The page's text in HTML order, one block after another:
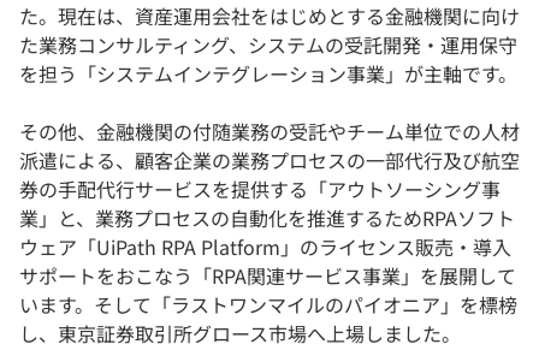
た。現在は、資産運用会社をはじめとする金融機関に向け
た業務コンサルティング、システムの受託開発・運用保守
を担う「システムインテグレーション事業」が主軸です。
その他、金融機関の付随業務の受託やチーム単位での人材
派遣による、顧客企業の業務プロセスの一部代行及び航空
券の手配代行サービスを提供する「アウトソーシング事
業」と、業務プロセスの自動化を推進するためRPAソフト
ウェア「UiPath RPA Platform」のライセンス販売・導入
サポートをおこなう「RPA関連サービス事業」を展開して
います。そして「ラストワンマイルのパイオニア」を標榜
し、東京証券取引所グロース市場へ上場しました。